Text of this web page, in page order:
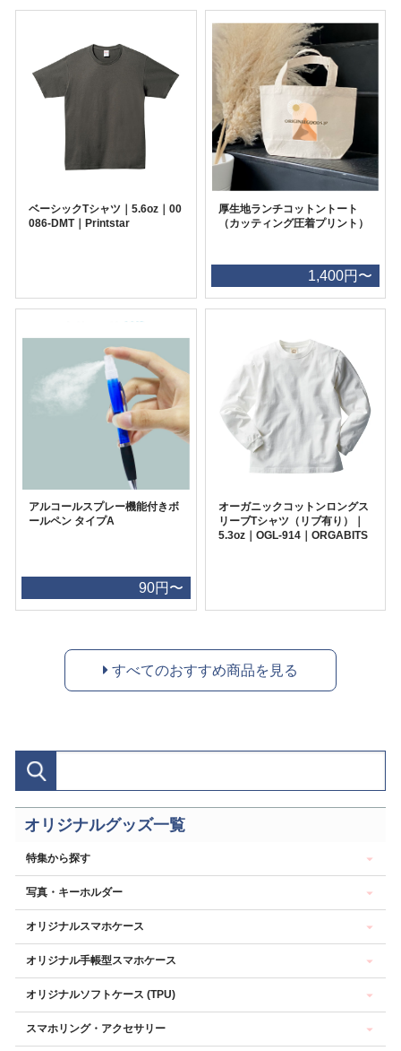
ベーシックTシャツ｜5.6oz｜00
086-DMT｜Printstar
厚生地ランチコットントート
（カッティング圧着プリント）
1,400円〜
アルコールスプレー機能付きボ
ールペン タイプA
90円〜
オーガニックコットンロングス
リーブTシャツ（リブ有り）｜
5.3oz｜OGL-914｜ORGABITS
すべてのおすすめ商品を見る
オリジナルグッズ一覧
特集から探す
写真・キーホルダー
オリジナルスマホケース
オリジナル手帳型スマホケース
オリジナルソフトケース (TPU)
スマホリング・アクセサリー